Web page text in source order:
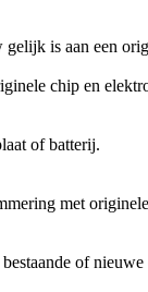
gelijk is aan een
chip en
of batterij.
met
of nieuwe